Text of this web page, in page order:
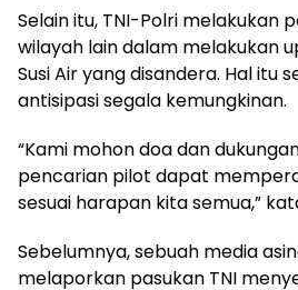
Selain itu, TNI-Polri melakukan
wilayah lain dalam melakukan
Susi Air yang disandera. Hal itu
antisipasi segala kemungkinan.
“Kami mohon doa dan
pencarian pilot dapat
sesuai harapan kita semua,”
Sebelumnya, sebuah media
melaporkan pasukan TNI